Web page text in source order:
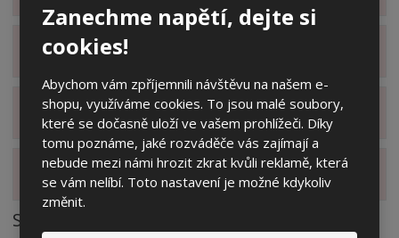
Zanechme napětí, dejte si
cookies!
Abychom vám zpříjemnili návštěvu na našem e-
shopu, využíváme cookies. To jsou malé soubory,
které se dočasně uloží ve vašem prohlížeči. Díky
tomu poznáme, jaké rozváděče vás zajímají a
nebude mezi námi hrozit zkrat kvůli reklamě, která
se vám nelíbí. Toto nastavení je možné kdykoliv
změnit.
Zobrazit hodnocení produktu
Zobrazit související produkty
Zobrazit alternativní produkty
Soubory ke stažení